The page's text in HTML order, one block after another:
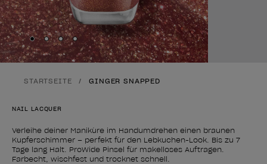
Skip to slide1
Skip to slide2
Skip to slide3
Skip to slide4
STARTSEITE GINGER SNAPPED
NAIL LACQUER
Verleihe deiner Maniküre im Handumdrehen einen braunen
Kupferschimmer – perfekt für den Lebkuchen-Look. Bis zu 7
Tage lang Halt. ProWide Pinsel für makelloses Auftragen.
Farbecht, wischfest und trocknet schnell.